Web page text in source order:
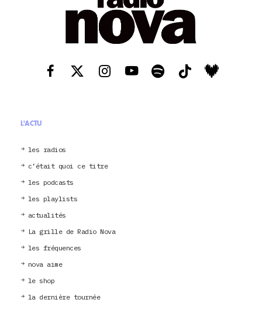
L'ACTU
les radios
c’était quoi ce titre
les podcasts
les playlists
actualités
La grille de Radio Nova
les fréquences
nova aime
le shop
la dernière tournée